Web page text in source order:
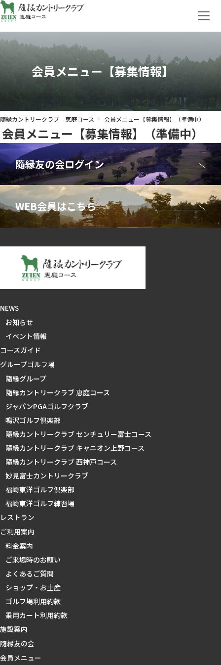
会員メニュー【募集情報】
隨縁カントリークラブ 恵庭コース 会員メニュー【募集情報】（準備中）
会員メニュー【募集情報】（準備中）
NEWS
お知らせ
イベント情報
コースガイド
グループゴルフ場
隨縁グループ
隨縁カントリークラブ 恵庭コース
ジャパンPGAゴルフクラブ
鳴沢ゴルフ倶楽部
隨縁カントリークラブ センチュリー富士コース
隨縁カントリークラブ キャニオン上野コース
隨縁カントリークラブ 西神戸コース
妙見富士カントリークラブ
福崎東洋ゴルフ倶楽部
福崎東洋ゴルフ練習場
レストラン
ご利用案内
料金案内
ご来場時のお願い
よくあるご質問
ショップ・お土産
ゴルフ場利用約款
乗用カート利用約款
施設案内
隨縁友の会
会員メニュー